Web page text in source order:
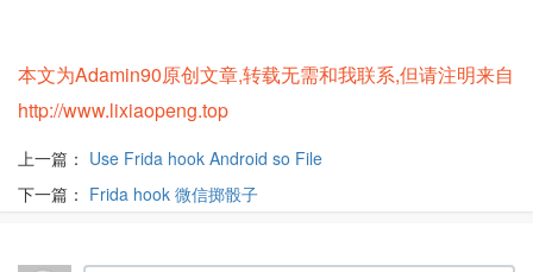
本文为Adamin90原创文章,转载无需和我联系,但请注明来自
http://www.lixiaopeng.top
上一篇： Use Frida hook Android so File
下一篇： Frida hook 微信掷骰子